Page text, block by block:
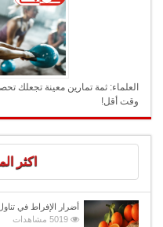
العلماء: ثمة تمارين معينة تجعلك
وقت أقل!
اكثر
أضرار الإفراط في
5019 مشاهدات